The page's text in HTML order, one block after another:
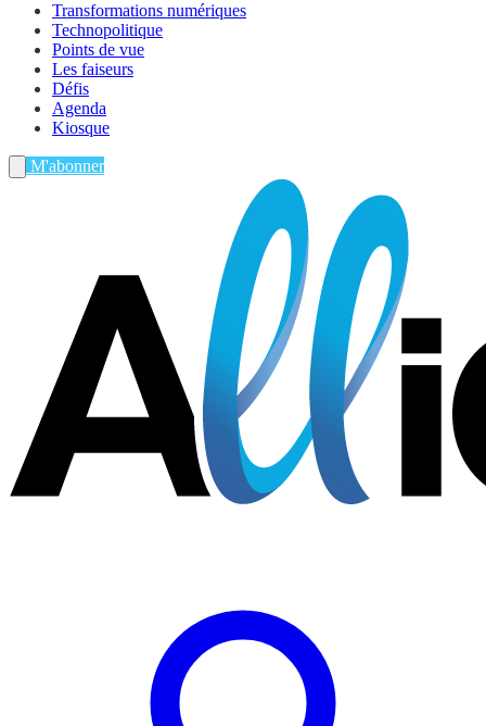
Transformations numériques
Technopolitique
Points de vue
Les faiseurs
Défis
Agenda
Kiosque
M'abonner